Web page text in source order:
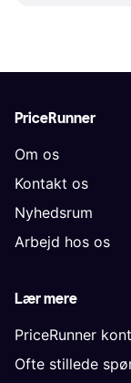
PriceRunner
Om os
Kontakt os
Nyhedsrum
Arbejd hos os
Lær mere
PriceRunner
Ofte stillede